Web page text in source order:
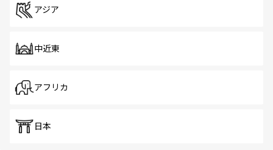
アジア
中近東
アフリカ
日本